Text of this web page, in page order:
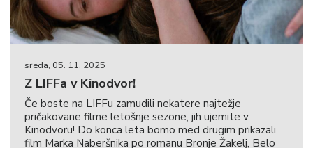
sreda, 05. 11. 2025
Z LIFFa v Kinodvor!
Če boste na LIFFu zamudili nekatere najtežje
pričakovane filme letošnje sezone, jih ujemite v
Kinodvoru! Do konca leta bomo med drugim prikazali
film Marka Naberšnika po romanu Bronje Žakelj, Belo